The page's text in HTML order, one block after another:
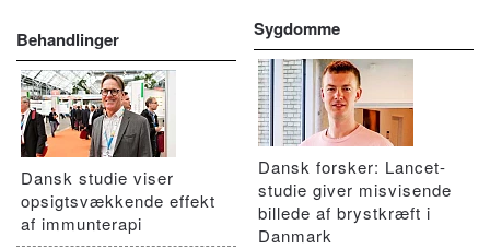
Behandlinger
Dansk studie viser
opsigtsvækkende effekt
af immunterapi
Sygdomme
Dansk forsker: Lancet-
studie giver misvisende
billede af brystkræft i
Danmark